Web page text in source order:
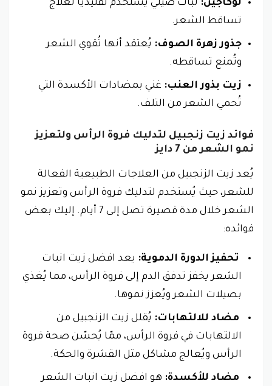
لوكاجين: نبات صيني يُستخدم تقليديًا لعلاج
تساقط الشعر.
جذور زهرة الصوف: يُعتقد أنها تُقوي الشعر
وتُمنع تساقطه.
زيت بذور العنب: غني بمضادات الأكسدة التي
تُحمي الشعر من التلف.
فوائد زيت زنجبيل لتدليك فروة الرأس ولتعزيز
نمو الشعر من 7 دايز
يُعد زيت الزنجبيل من العلاجات الطبيعية الفعالة
للشعر، حيث يُستخدم لتدليك فروة الرأس وتعزيز نمو
الشعر خلال مدة قصيرة تصل إلى 7 أيام. إليك بعض
فوائده:
تحفيز الدورة الدموية: يعد افضل زيت انبات
الشعر يخفز تدفق الدم إلى فروة الرأس، مما يُغذي
بصيلات الشعر ويُعزز نموها.
مضاد للالتهابات: يُقلل زيت الزنجبيل من
الالتهابات في فروة الرأس، ممّا يُحسّن صحة فروة
الرأس ويُعالج مشاكل مثل القشرة والحكة.
مضاد للأكسدة: هو افضل زيت انبات الشعر